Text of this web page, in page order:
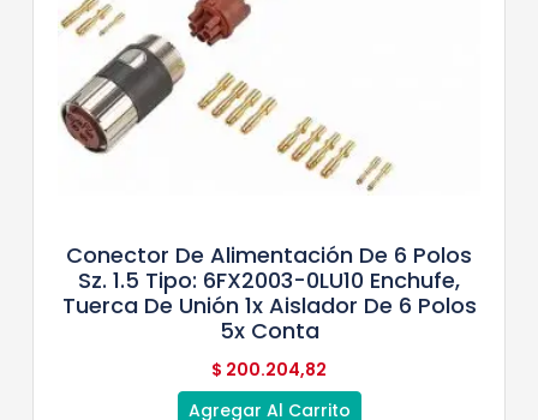
Conector De Alimentación De 6 Polos
Sz. 1.5 Tipo: 6FX2003-0LU10 Enchufe,
Tuerca De Unión 1x Aislador De 6 Polos
5x Conta
$ 200.204,82
Agregar Al Carrito